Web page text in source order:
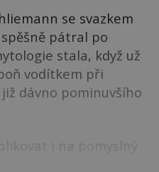
se svazkem
pátral po
stala, když už
vodítkem při
dávno pominuvšího
i na pomyslný